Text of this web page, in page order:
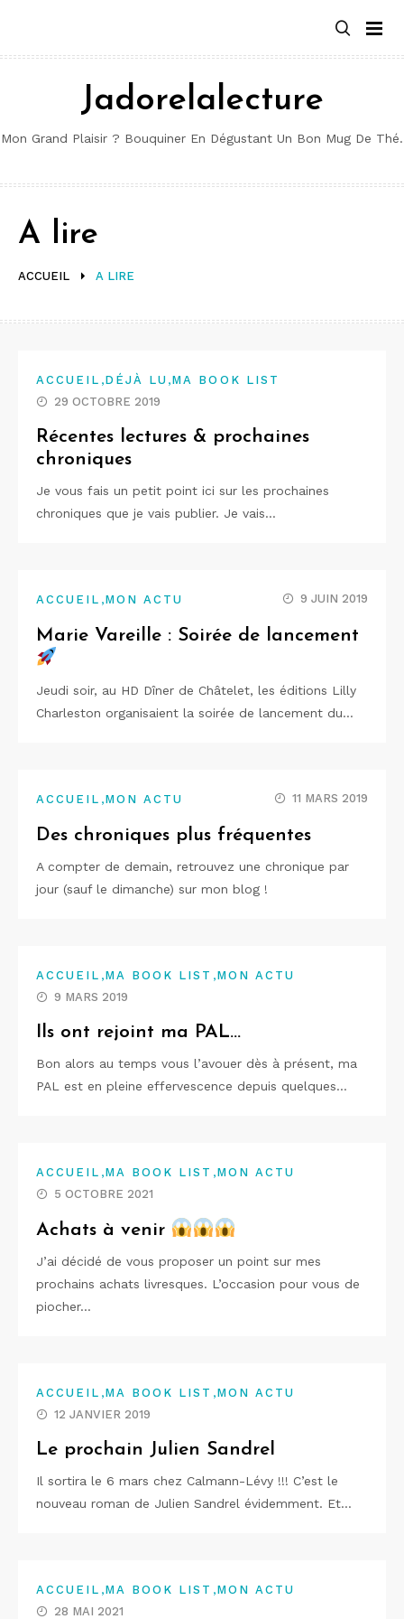
contenu
Jadorelalecture
Mon Grand Plaisir ? Bouquiner En Dégustant Un Bon Mug De Thé.
ACCUEIL A LIRE
A lire
ACCUEIL ,DÉJÀ LU ,MA BOOK LIST
29 OCTOBRE 2019
Récentes lectures & prochaines
chroniques
Je vous fais un petit point ici sur les prochaines
chroniques que je vais publier. Je vais…
ACCUEIL ,MON ACTU 9 JUIN 2019
Marie Vareille : Soirée de lancement
Jeudi soir, au HD Dîner de Châtelet, les éditions Lilly
Charleston organisaient la soirée de lancement du…
ACCUEIL ,MON ACTU 11 MARS 2019
Des chroniques plus fréquentes
A compter de demain, retrouvez une chronique par
jour (sauf le dimanche) sur mon blog !
ACCUEIL ,MA BOOK LIST ,MON ACTU
9 MARS 2019
Ils ont rejoint ma PAL…
Bon alors au temps vous l’avouer dès à présent, ma
PAL est en pleine effervescence depuis quelques…
ACCUEIL ,MA BOOK LIST ,MON ACTU
5 OCTOBRE 2021
Achats à venir
J’ai décidé de vous proposer un point sur mes
prochains achats livresques. L’occasion pour vous de
piocher…
ACCUEIL ,MA BOOK LIST ,MON ACTU
12 JANVIER 2019
Le prochain Julien Sandrel
Il sortira le 6 mars chez Calmann-Lévy !!! C’est le
nouveau roman de Julien Sandrel évidemment. Et…
ACCUEIL ,MA BOOK LIST ,MON ACTU
28 MAI 2021